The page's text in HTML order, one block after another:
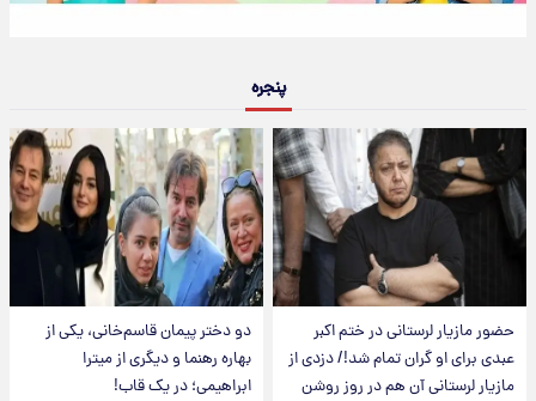
پنجره
حضور مازیار لرستانی در ختم اکبر
عبدی برای او گران تمام شد!/ دزدی از
مازیار لرستانی آن هم در روز روشن
دو دختر پیمان قاسم‌خانی، یکی از
بهاره رهنما و دیگری از میترا
ابراهیمی؛ در یک قاب!